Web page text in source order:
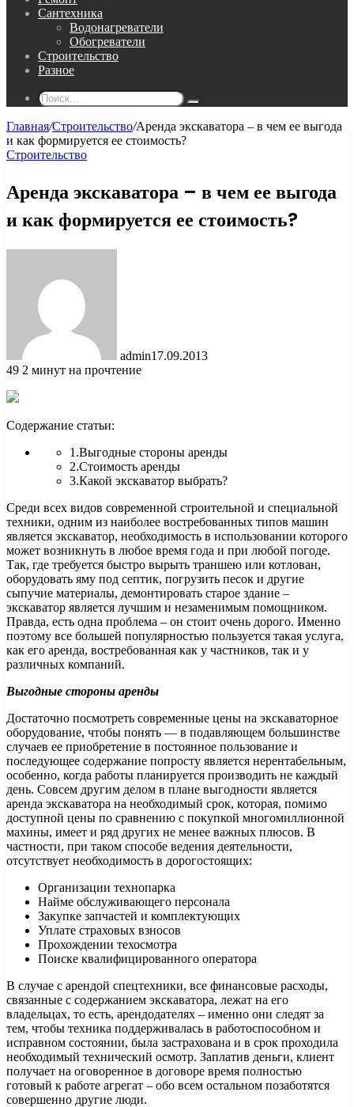
Сантехника
Водонагреватели
Обогреватели
Строительство
Разное
Поиск...
Главная/Строительство/Аренда экскаватора – в чем ее выгода
и как формируется ее стоимость?
Строительство
Аренда экскаватора – в чем ее выгода
и как формируется ее стоимость?
admin17.09.2013
49 2 минут на прочтение
Содержание статьи:
1.Выгодные стороны аренды
2.Стоимость аренды
3.Какой экскаватор выбрать?
Среди всех видов современной строительной и специальной
техники, одним из наиболее востребованных типов машин
является экскаватор, необходимость в использовании которого
может возникнуть в любое время года и при любой погоде.
Так, где требуется быстро вырыть траншею или котлован,
оборудовать яму под септик, погрузить песок и другие
сыпучие материалы, демонтировать старое здание –
экскаватор является лучшим и незаменимым помощником.
Правда, есть одна проблема – он стоит очень дорого. Именно
поэтому все большей популярностью пользуется такая услуга,
как его аренда, востребованная как у частников, так и у
различных компаний.
Выгодные стороны аренды
Достаточно посмотреть современные цены на экскаваторное
оборудование, чтобы понять — в подавляющем большинстве
случаев ее приобретение в постоянное пользование и
последующее содержание попросту является нерентабельным,
особенно, когда работы планируется производить не каждый
день. Совсем другим делом в плане выгодности является
аренда экскаватора на необходимый срок, которая, помимо
доступной цены по сравнению с покупкой многомиллионной
махины, имеет и ряд других не менее важных плюсов. В
частности, при таком способе ведения деятельности,
отсутствует необходимость в дорогостоящих:
Организации технопарка
Найме обслуживающего персонала
Закупке запчастей и комплектующих
Уплате страховых взносов
Прохождении техосмотра
Поиске квалифицированного оператора
В случае с арендой спецтехники, все финансовые расходы,
связанные с содержанием экскаватора, лежат на его
владельцах, то есть, арендодателях – именно они следят за
тем, чтобы техника поддерживалась в работоспособном и
исправном состоянии, была застрахована и в срок проходила
необходимый технический осмотр. Заплатив деньги, клиент
получает на оговоренное в договоре время полностью
готовый к работе агрегат – обо всем остальном позаботятся
совершенно другие люди.